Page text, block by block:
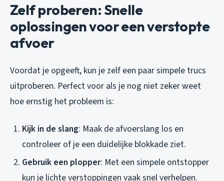
Zelf proberen: Snelle
oplossingen voor een verstopte
afvoer
Voordat je opgeeft, kun je zelf een paar simpele trucs
uitproberen. Perfect voor als je nog niet zeker weet
hoe ernstig het probleem is:
Kijk in de slang: Maak de afvoerslang los en
controleer of je een duidelijke blokkade ziet.
Gebruik een plopper: Met een simpele ontstopper
kun je lichte verstoppingen vaak snel verhelpen.